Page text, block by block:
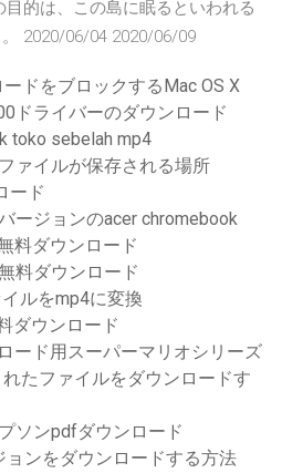
的は、この島に眠るといわれる
2020/06/04 2020/06/09
ドをブロックするMac OS X
ドライバーのダウンロード
toko sebelah mp4
ァイルが保存される場所
ード
ージョンのacer chromebook
料ダウンロード
料ダウンロード
ルをmp4に変換
ダウンロード
ード用スーパーマリオシリーズ
たファイルをダウンロードす
ソンpdfダウンロード
ンをダウンロードする方法